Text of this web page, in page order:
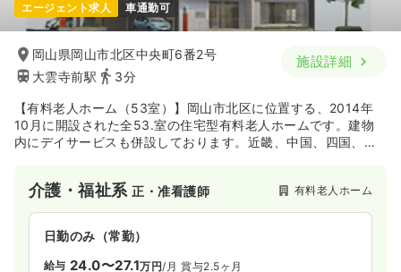
エージェント求人 車通勤可
岡山県岡山市北区中央町6番2号
大雲寺前駅
3分
施設詳細
【有料老人ホーム（53室）】岡山市北区に位置する、2014年
10月に開設された全53.室の住宅型有料老人ホームです。建物
内にデイサービスも併設しております。近畿、中国、四国、九
【訪問看護】24時間365日の看護体制で、胃ろうや吸引などの
高い医療ニーズや看取りまで、個室で自分らしく対応します。
介護・福祉系正・准看護師 有料老人ホーム
日勤のみ（常勤）
給与 24.0〜27.1万円/月 賞与2.5ヶ月